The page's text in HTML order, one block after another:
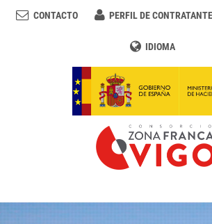
CONTACTO PERFIL DE CONTRATANTE
IDIOMA